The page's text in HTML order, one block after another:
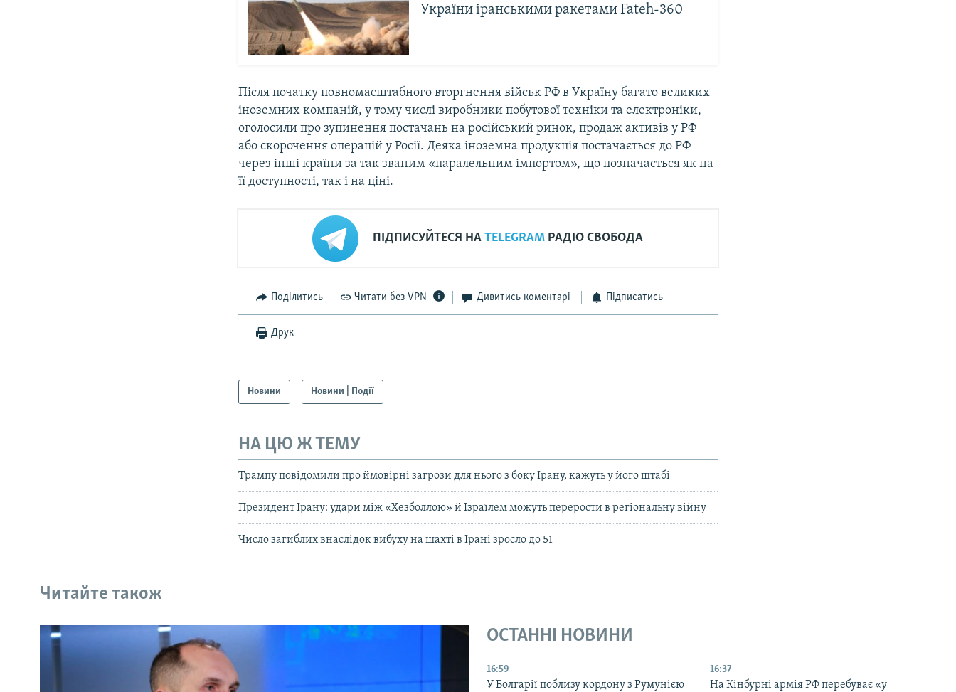
України іранськими ракетами Fateh-360
Після початку повномасштабного вторгнення військ РФ в Україну багато великих
іноземних компаній, у тому числі виробники побутової техніки та електроніки,
оголосили про зупинення постачань на російський ринок, продаж активів у РФ
або скорочення операцій у Росії. Деяка іноземна продукція постачається до РФ
через інші країни за так званим «паралельним імпортом», що позначається як на
її доступності, так і на ціні.
ПІДПИСУЙТЕСЯ НАTELEGRAM РАДІО СВОБОДА
Поділитись Читати без VPN Дивитись коментарі Підписатись
Друк
Новини Новини | Події
НА ЦЮ Ж ТЕМУ
Трампу повідомили про ймовірні загрози для нього з боку Ірану, кажуть у його штабі
Президент Ірану: удари між «Хезболлою» й Ізраїлем можуть перерости в регіональну війну
Число загиблих внаслідок вибуху на шахті в Ірані зросло до 51
Читайте також
ОСТАННІ НОВИНИ
16:59
У Болгарії поблизу кордону з Румунією
16:37
На Кінбурні армія РФ перебуває «у